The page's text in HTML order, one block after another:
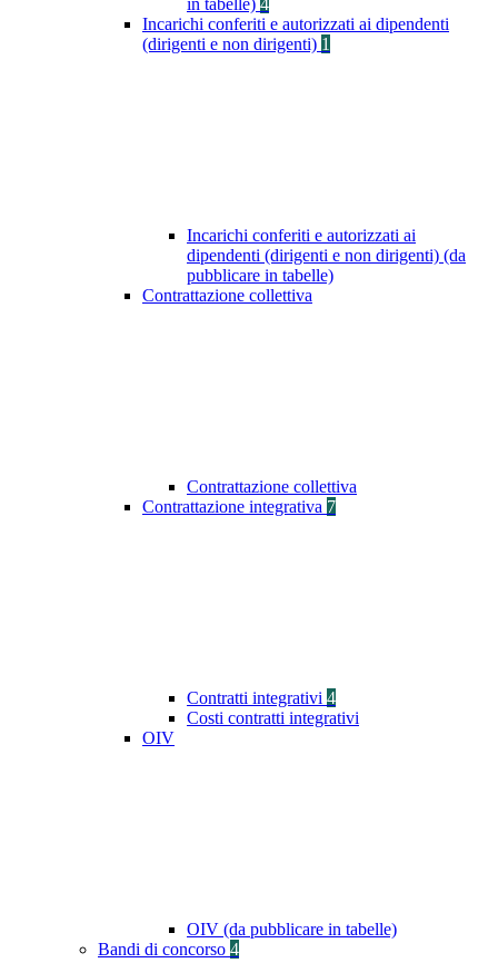
in tabelle) 4
Incarichi conferiti e autorizzati ai dipendenti
(dirigenti e non dirigenti) 1
Incarichi conferiti e autorizzati ai
dipendenti (dirigenti e non dirigenti) (da
pubblicare in tabelle)
Contrattazione collettiva
Contrattazione collettiva
Contrattazione integrativa 7
Contratti integrativi 4
Costi contratti integrativi
OIV
OIV (da pubblicare in tabelle)
Bandi di concorso 4